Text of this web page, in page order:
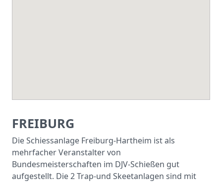
FREIBURG
Die Schiessanlage Freiburg-Hartheim ist als
mehrfacher Veranstalter von
Bundesmeisterschaften im DJV-Schießen gut
aufgestellt. Die 2 Trap-und Skeetanlagen sind mit